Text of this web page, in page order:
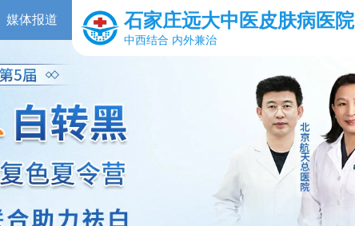
媒体报道 石家庄远大中医皮肤病医院
中西结合 内外兼治